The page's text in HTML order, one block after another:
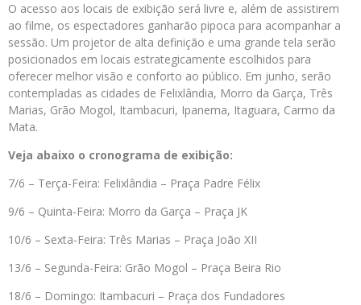
O acesso aos locais de exibição será livre e, além de assistirem
ao filme, os espectadores ganharão pipoca para acompanhar a
sessão. Um projetor de alta definição e uma grande tela serão
posicionados em locais estrategicamente escolhidos para
oferecer melhor visão e conforto ao público. Em junho, serão
contempladas as cidades de Felixlândia, Morro da Garça, Três
Marias, Grão Mogol, Itambacuri, Ipanema, Itaguara, Carmo da
Mata.
Veja abaixo o cronograma de exibição:
7/6 – Terça-Feira: Felixlândia – Praça Padre Félix
9/6 – Quinta-Feira: Morro da Garça – Praça JK
10/6 – Sexta-Feira: Três Marias – Praça João XII
13/6 – Segunda-Feira: Grão Mogol – Praça Beira Rio
18/6 – Domingo: Itambacuri – Praça dos Fundadores